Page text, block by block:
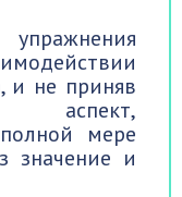
и не приняв
аспект,
мере
значение и